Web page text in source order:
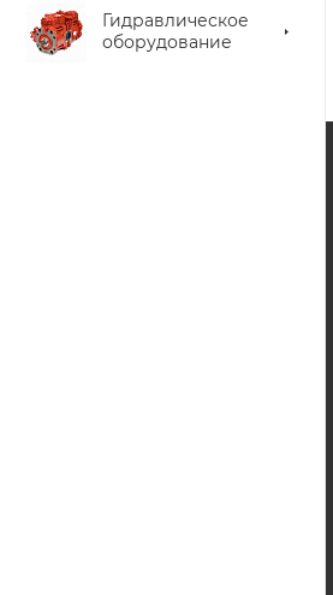
Гидравлическое
оборудование